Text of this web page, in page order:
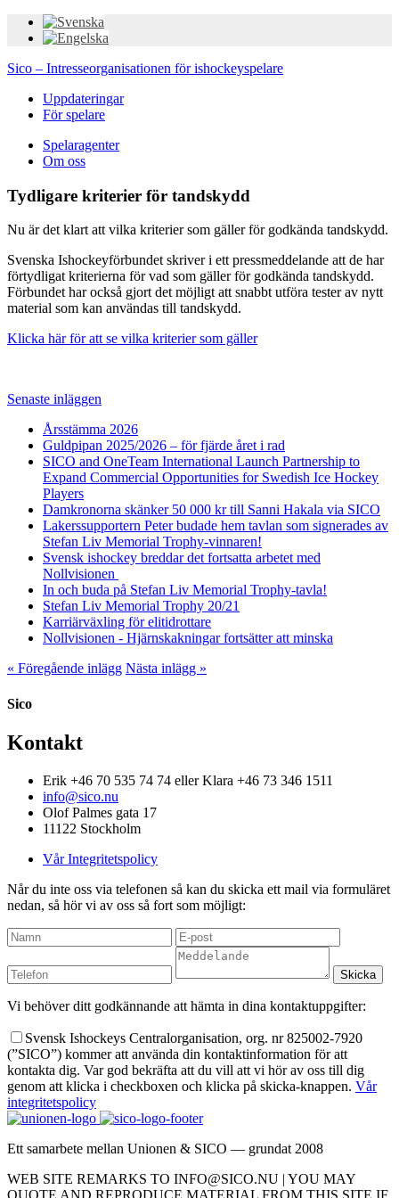
Sico – Intresseorganisationen för ishockeyspelare
Uppdateringar
För spelare
Spelaragenter
Om oss
Tydligare kriterier för tandskydd
Nu är det klart att vilka kriterier som gäller för godkända tandskydd.
Svenska Ishockeyförbundet skriver i ett pressmeddelande att de har
förtydligat kriterierna för vad som gäller för godkända tandskydd.
Förbundet har också gjort det möjligt att snabbt utföra tester av nytt
material som kan användas till tandskydd.
Klicka här för att se vilka kriterier som gäller
Senaste inläggen
Årsstämma 2026
Guldpipan 2025/2026 – för fjärde året i rad
SICO and OneTeam International Launch Partnership to
Expand Commercial Opportunities for Swedish Ice Hockey
Players
Damkronorna skänker 50 000 kr till Sanni Hakala via SICO
Lakerssupportern Peter budade hem tavlan som signerades av
Stefan Liv Memorial Trophy-vinnaren!
Svensk ishockey breddar det fortsatta arbetet med
Nollvisionen
In och buda på Stefan Liv Memorial Trophy-tavla!
Stefan Liv Memorial Trophy 20/21
Karriärväxling för elitidrottare
Nollvisionen - Hjärnskakningar fortsätter att minska
« Föregående inlägg Nästa inlägg »
Sico
Kontakt
Erik +46 70 535 74 74 eller Klara +46 73 346 1511
info@sico.nu
Olof Palmes gata 17
11122 Stockholm
Vår Integritetspolicy
Når du inte oss via telefonen så kan du skicka ett mail via formuläret
nedan, så hör vi av oss så fort som möjligt:
Vi behöver ditt godkännande att hämta in dina kontaktuppgifter:
Svensk Ishockeys Centralorganisation, org. nr 825002-7920
(”SICO”) kommer att använda din kontaktinformation för att
kontakta dig. Var god bekräfta att du vill att vi hör av oss till dig
genom att klicka i checkboxen och klicka på skicka-knappen. Vår
integritetspolicy
Ett samarbete mellan Unionen & SICO — grundat 2008
WEB SITE REMARKS TO INFO@SICO.NU | YOU MAY
QUOTE AND REPRODUCE MATERIAL FROM THIS SITE IF